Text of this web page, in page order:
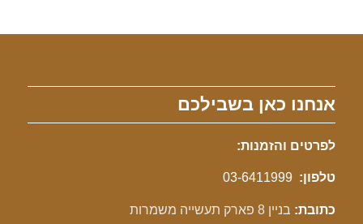
אנחנו כאן בשבילכם
לפרטים והזמנות:
טלפון: 03-6411999
כתובת: בניין 8 פארק תעשייה משמרות